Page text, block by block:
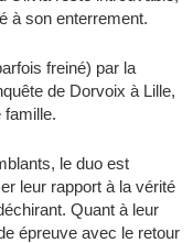
à son enterrement.
freiné) par la
de Dorvoix à Lille,
famille.
le duo est
leur rapport à la vérité
Quant à leur
épreuve avec le retour